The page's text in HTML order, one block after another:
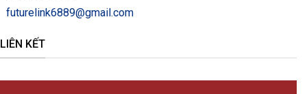
futurelink6889@gmail.com
LIÊN KẾT